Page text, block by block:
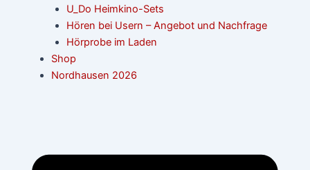
U_Do Heimkino-Sets
Hören bei Usern – Angebot und Nachfrage
Hörprobe im Laden
Shop
Nordhausen 2026